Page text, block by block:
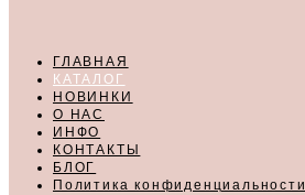
ГЛАВНАЯ
КАТАЛОГ
НОВИНКИ
О НАС
ИНФО
КОНТАКТЫ
БЛОГ
Политика конфиденциальности